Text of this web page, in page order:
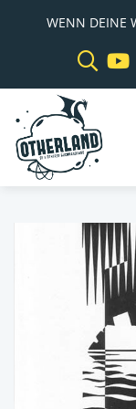
WENN DEINE